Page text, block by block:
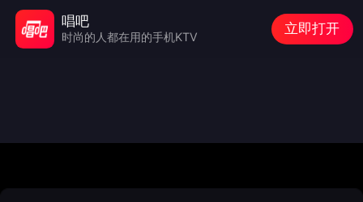
唱吧
时尚的人都在用的手机KTV
立即打开